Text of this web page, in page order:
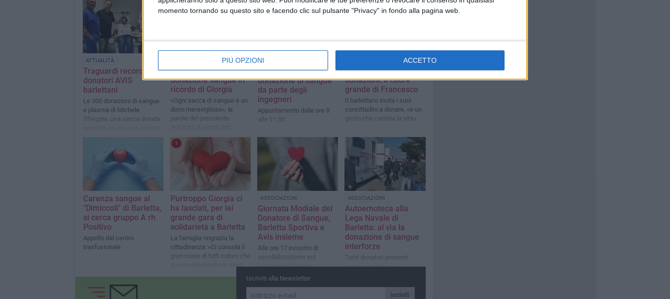
momento tornando su questo sito e facendo clic sul pulsante "Privacy" in fondo alla pagina web.
PIÙ OPZIONI ACCETTO
ATTUALITÀ
Traguardi record dei
donatori AVIS
barlettani
Le 300 donazioni di sangue
e plasma di Michele
Sfregola: una sacca donata
straordinaria di
donazione sangue in
ricordo di Giorgia
«Ogni sacca di sangue è un
dono meraviglioso», le
parole del presidente
Pierdomenico Carone
ATTUALITÀ
Domani a Barletta la
donazione di sangue
da parte degli
ingegneri
Appuntamento dalle ore 8
alle 11.30
traguardo di 200
donazioni: il cuore
grande di Francesco
Il barlettano invita i suoi
concittadini a donare, «è un
gesto che cambia la vita»
Carenza sangue al
"Dimiccoli" di Barletta,
si cerca gruppo A rh
Positivo
Appello dal centro
trasfusionale
1
Purtroppo Giorgia ci
ha lasciati, per lei
grande gara di
solidarietà a Barletta
La famiglia ringrazia la
cittadinanza: «Ci consola il
gran cuore di tutti coloro che
si sono prodigati per darci
ASSOCIAZIONI
Giornata Modiale del
Donatore di Sangue,
Barletta Sportiva e
Avis insieme
Alle ore 17 incontro di
sensibilizzazione sul
lungomare Mennea
ASSOCIAZIONI
Autoemoteca alla
Lega Navale di
Barletta: al via la
donazione di sangue
interforze
Tanti donatori presenti
questa mattina per
Iscriviti alla Newsletter
Iscriviti